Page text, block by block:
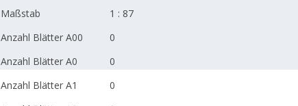
Maßstab
1 : 87
Anzahl Blätter A00
0
Anzahl Blätter A0
0
Anzahl Blätter A1
0